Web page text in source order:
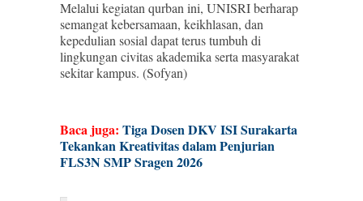
Melalui kegiatan qurban ini, UNISRI berharap
semangat kebersamaan, keikhlasan, dan
kepedulian sosial dapat terus tumbuh di
lingkungan civitas akademika serta masyarakat
sekitar kampus. (Sofyan)
Baca juga: Tiga Dosen DKV ISI Surakarta
Tekankan Kreativitas dalam Penjurian
FLS3N SMP Sragen 2026